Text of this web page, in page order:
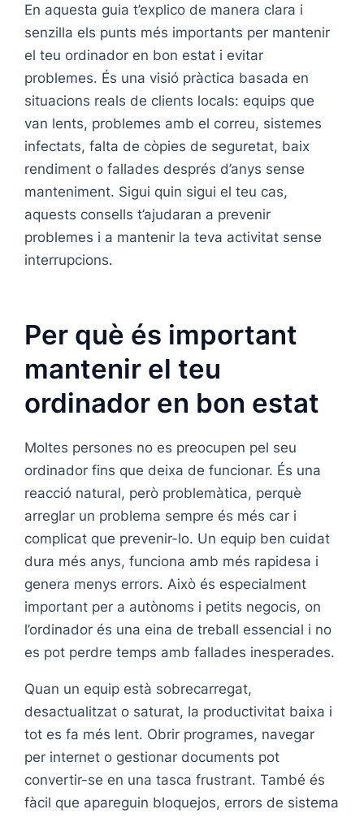
En aquesta guia t’explico de manera clara i
senzilla els punts més importants per mantenir
el teu ordinador en bon estat i evitar
problemes. És una visió pràctica basada en
situacions reals de clients locals: equips que
van lents, problemes amb el correu, sistemes
infectats, falta de còpies de seguretat, baix
rendiment o fallades després d’anys sense
manteniment. Sigui quin sigui el teu cas,
aquests consells t’ajudaran a prevenir
problemes i a mantenir la teva activitat sense
interrupcions.
Per què és important
mantenir el teu
ordinador en bon estat
Moltes persones no es preocupen pel seu
ordinador fins que deixa de funcionar. És una
reacció natural, però problemàtica, perquè
arreglar un problema sempre és més car i
complicat que prevenir-lo. Un equip ben cuidat
dura més anys, funciona amb més rapidesa i
genera menys errors. Això és especialment
important per a autònoms i petits negocis, on
l’ordinador és una eina de treball essencial i no
es pot perdre temps amb fallades inesperades.
Quan un equip està sobrecarregat,
desactualitzat o saturat, la productivitat baixa i
tot es fa més lent. Obrir programes, navegar
per internet o gestionar documents pot
convertir-se en una tasca frustrant. També és
fàcil que apareguin bloquejos, errors de sistema